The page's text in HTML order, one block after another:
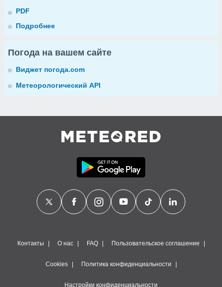
PDF
Подробнее
Погода на вашем сайте
Виджет погода.com
Метеорологический API
Контакты О нас FAQ Пользовательское соглашение
Cookies Политика конфиденциальности
Настройки конфиденциальности